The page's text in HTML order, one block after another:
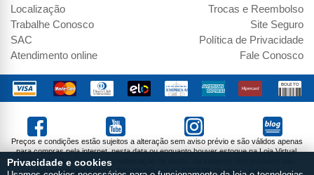
Localização
Trabalhe Conosco
SAC
Atendimento online
Trocas e Reembolso
Site Seguro
Política de Privacidade
Fale Conosco
Preços e condições estão sujeitos a alteração sem aviso prévio e são válidos apenas
para compras pela internet, nesta data ou enquanto houver estoque na Loja Virtual.
Vendas sujeitas a análise e confirmação de dados. As imagens dos produtos são
meramente ilustrativas. Parcela mínima de R$19,99. Produtos sujeitos a
Privacidade e cookies